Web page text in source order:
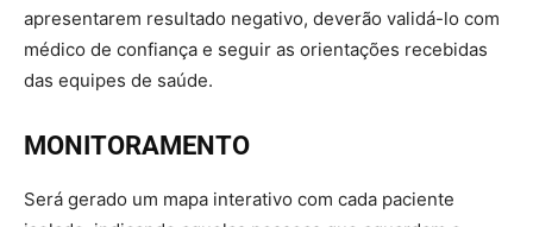
apresentarem resultado negativo, deverão validá-lo com
médico de confiança e seguir as orientações recebidas
das equipes de saúde.
MONITORAMENTO
Será gerado um mapa interativo com cada paciente